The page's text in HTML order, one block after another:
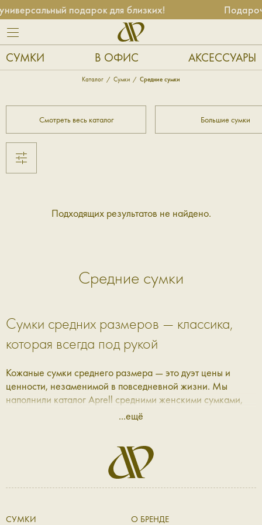
подарок для близких!
СУМКИ В ОФИС АКСЕССУАРЫ
Каталог Сумки Средние сумки
Смотреть весь каталог Большие сумки
Подходящих результатов не найдено.
Средние сумки
Сумки средних размеров — классика,
которая всегда под рукой
Кожаные сумки среднего размера — это дуэт цены и
ценности, незаменимой в повседневной жизни. Мы
наполнили каталог Aprell средними женскими сумками,
которые подойдут под любой удобный сценарий: от
Женские сумки среднего размера — для
повседневной встречи с собой
В Aprell каждая сумка продумана до мельчайших деталей:
...ещё
СУМКИ
О БРЕНДЕ